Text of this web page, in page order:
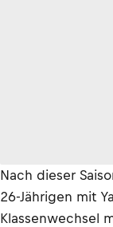
Nach dieser
26-Jährigen mit
Klassenwechsel